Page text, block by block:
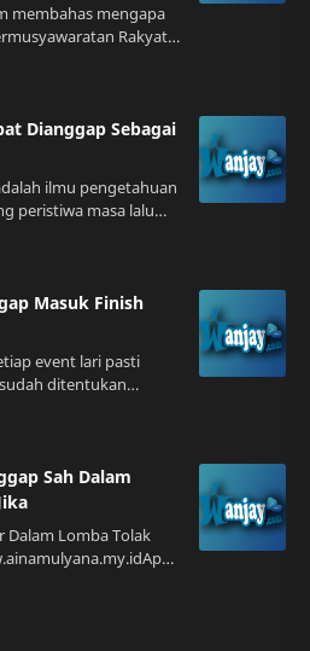
membahas mengapa
Rakyat
sebagai salah satu
ada baiknya
Dianggap Sebagai
ilmu pengetahuan
peristiwa masa lalu
manusia.
lalu dapat …
Masuk Finish
event lari pasti
ditentukan
line ditandai dengan
area fin…
Sah Dalam
Dalam Lomba Tolak
adalah cabang
teknik lompatan